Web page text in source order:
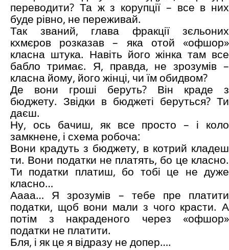
переводити? Та ж з корупції – все в них
буде рівно, не переживай.
Так званий, глава фракції зєльоних
кхмєров розказав – яка отой «офшор»
класна штука. Навіть його жінка там все
бабло тримає. Я, правда, не зрозумів –
класна йому, його жінці, чи їм обидвом?
Де вони гроші беруть? Він краде з
бюджету. Звідки в бюджеті беруться? Ти
даєш.
Ну, ось бачиш, як все просто – і коло
замкнене, і схема робоча:
Вони крадуть з бюджету, в котрий кладеш
ти. Вони податки не платять, бо це класно.
Ти податки платиш, бо тобі це не дуже
класно…
Аааа… Я зрозумів – тебе пре платити
податки, щоб вони мали з чого красти. А
потім з накраденого через «офшор»
податки не платити.
Бля, і як це я відразу не допер….